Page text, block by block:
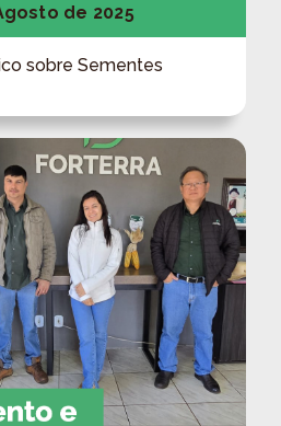
de 2025
sobre Sementes